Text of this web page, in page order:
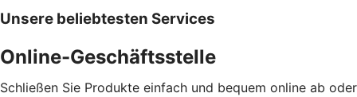
Unsere beliebtesten Services
Online-Geschäftsstelle
Schließen Sie Produkte einfach und bequem online ab oder